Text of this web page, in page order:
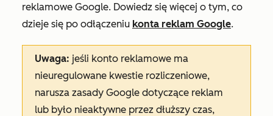
reklamowe Google. Dowiedz się więcej o tym, co
dzieje się po odłączeniu konta reklam Google.
Uwaga: jeśli konto reklamowe ma
nieuregulowane kwestie rozliczeniowe,
narusza zasady Google dotyczące reklam
lub było nieaktywne przez dłuższy czas,